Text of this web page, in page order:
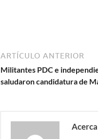
ARTÍCULO ANTERIOR
Militantes PDC e
saludaron candidatura de